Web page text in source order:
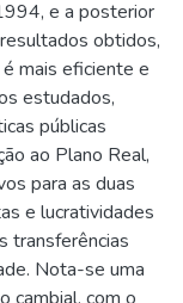
e a posterior
obtidos,
mais eficiente e
estudados,
públicas
ao Plano Real,
para as duas
e lucratividades
transferências
Nota-se uma